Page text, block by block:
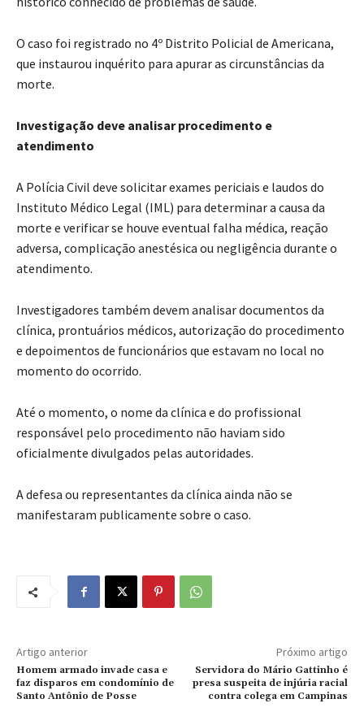
O caso foi registrado no 4º Distrito Policial de Americana,
que instaurou inquérito para apurar as circunstâncias da
morte.
Investigação deve analisar procedimento e
atendimento
A Polícia Civil deve solicitar exames periciais e laudos do
Instituto Médico Legal (IML) para determinar a causa da
morte e verificar se houve eventual falha médica, reação
adversa, complicação anestésica ou negligência durante o
atendimento.
Investigadores também devem analisar documentos da
clínica, prontuários médicos, autorização do procedimento
e depoimentos de funcionários que estavam no local no
momento do ocorrido.
Até o momento, o nome da clínica e do profissional
responsável pelo procedimento não haviam sido
oficialmente divulgados pelas autoridades.
A defesa ou representantes da clínica ainda não se
manifestaram publicamente sobre o caso.
Artigo anterior
Homem armado invade casa e
faz disparos em condomínio de
Santo Antônio de Posse
Próximo artigo
Servidora do Mário Gattinho é
presa suspeita de injúria racial
contra colega em Campinas